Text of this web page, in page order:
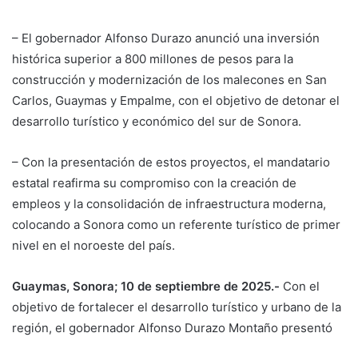
– El gobernador Alfonso Durazo anunció una inversión
histórica superior a 800 millones de pesos para la
construcción y modernización de los malecones en San
Carlos, Guaymas y Empalme, con el objetivo de detonar el
desarrollo turístico y económico del sur de Sonora.
– Con la presentación de estos proyectos, el mandatario
estatal reafirma su compromiso con la creación de
empleos y la consolidación de infraestructura moderna,
colocando a Sonora como un referente turístico de primer
nivel en el noroeste del país.
Guaymas, Sonora; 10 de septiembre de 2025.- Con el
objetivo de fortalecer el desarrollo turístico y urbano de la
región, el gobernador Alfonso Durazo Montaño presentó